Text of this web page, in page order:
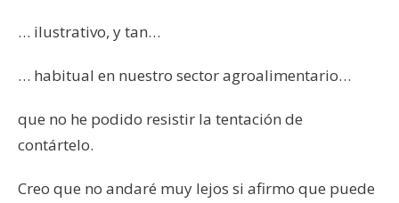
… ilustrativo, y tan…
… habitual en nuestro sector agroalimentario…
que no he podido resistir la tentación de
contártelo.
Creo que no andaré muy lejos si afirmo que puede